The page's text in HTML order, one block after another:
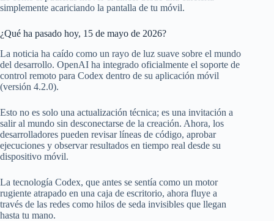
simplemente acariciando la pantalla de tu móvil.
¿Qué ha pasado hoy, 15 de mayo de 2026?
La noticia ha caído como un rayo de luz suave sobre el mundo
del desarrollo. OpenAI ha integrado oficialmente el soporte de
control remoto para Codex dentro de su aplicación móvil
(versión 4.2.0).
Esto no es solo una actualización técnica; es una invitación a
salir al mundo sin desconectarse de la creación. Ahora, los
desarrolladores pueden revisar líneas de código, aprobar
ejecuciones y observar resultados en tiempo real desde su
dispositivo móvil.
La tecnología Codex, que antes se sentía como un motor
rugiente atrapado en una caja de escritorio, ahora fluye a
través de las redes como hilos de seda invisibles que llegan
hasta tu mano.